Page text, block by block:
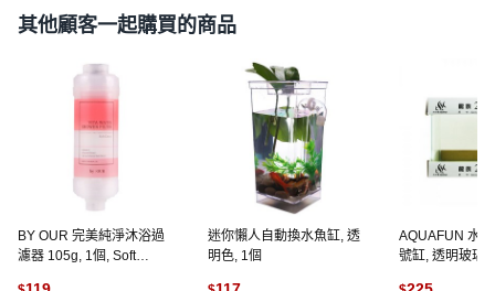
其他顧客一起購買的商品
BY OUR 完美純淨沐浴過
濾器 105g, 1個, Soft
迷你懶人自動換水魚缸, 透
明色, 1個
AQUAFUN 水
號缸, 透明玻璃,